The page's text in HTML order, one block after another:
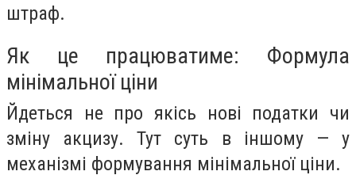
штраф.
Як це працюватиме: Формула
мінімальної ціни
Йдеться не про якісь нові податки чи
зміну акцизу. Тут суть в іншому — у
механізмі формування мінімальної ціни.